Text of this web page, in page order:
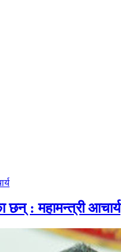
छन् : महामन्त्री आचार्य